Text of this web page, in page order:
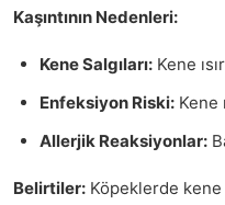
Kaşıntının Nedenleri:
Kene Salgıları: Kene
Enfeksiyon Riski: Kene
Allerjik Reaksiyonlar:
Belirtiler: Köpeklerde kene